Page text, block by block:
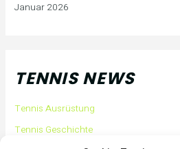
Januar 2026
TENNIS NEWS
Tennis Ausrüstung
Tennis Geschichte